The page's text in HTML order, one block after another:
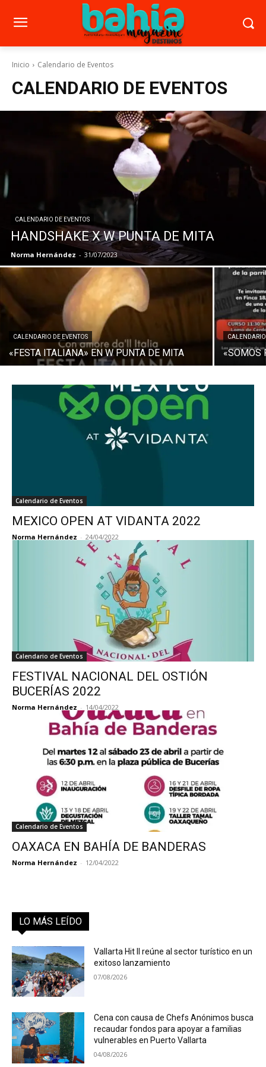
Inicio Calendario de Eventos
CALENDARIO DE EVENTOS
CALENDARIO DE EVENTOS
HANDSHAKE X W PUNTA DE MITA
Norma Hernández - 31/07/2023
CALENDARIO DE EVENTOS
«FESTA ITALIANA» EN W PUNTA DE MITA «SOMOS
Calendario de Eventos
MEXICO OPEN AT VIDANTA 2022
Norma Hernández - 24/04/2022
Calendario de Eventos
FESTIVAL NACIONAL DEL OSTIÓN
BUCERÍAS 2022
Norma Hernández - 14/04/2022
Calendario de Eventos
OAXACA EN BAHÍA DE BANDERAS
Norma Hernández - 12/04/2022
LO MÁS LEÍDO
Vallarta Hit II reúne al sector turístico en un
exitoso lanzamiento
07/08/2026
Cena con causa de Chefs Anónimos busca
recaudar fondos para apoyar a familias
vulnerables en Puerto Vallarta
04/08/2026